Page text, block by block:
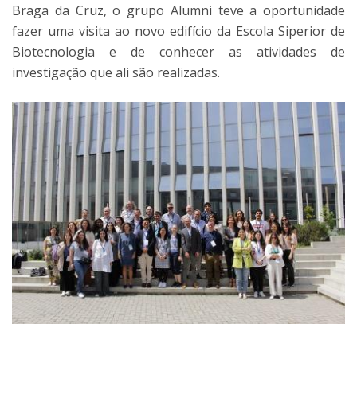
Braga da Cruz, o grupo Alumni teve a oportunidade
fazer uma visita ao novo edifício da Escola Siperior de
Biotecnologia e de conhecer as atividades de
investigação que ali são realizadas.